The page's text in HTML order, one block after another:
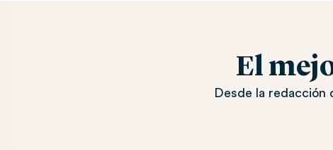
El
Desde la redacción